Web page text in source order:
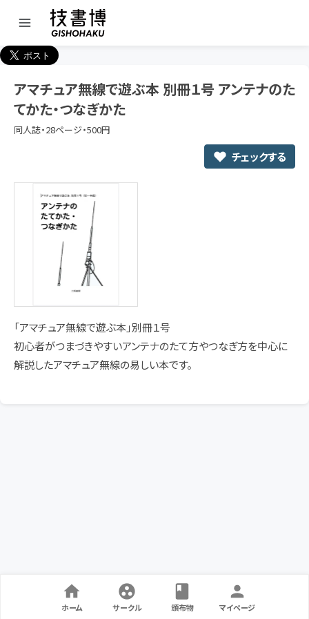
アマチュア無線で遊ぶ本 別冊１号 アンテナのた
てかた・つなぎかた
同人誌・28ページ・500円
チェックする
「アマチュア無線で遊ぶ本」別冊１号
初心者がつまづきやすいアンテナのたて方やつなぎ方を中心に
解説したアマチュア無線の易しい本です。
ホーム サークル 頒布物 マイページ